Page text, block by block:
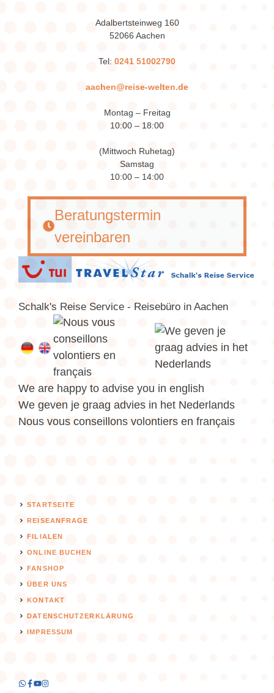
Adalbertsteinweg 160
52066 Aachen
Tel: 0241 51002790
aachen@reise-welten.de
Montag – Freitag
10:00 – 18:00
(Mittwoch Ruhetag)
Samstag
10:00 – 14:00
Beratungstermin
vereinbaren
Schalk's Reise Service - Reisebüro in Aachen
We are happy to advise you in english
We geven je graag advies in het Nederlands
Nous vous conseillons volontiers en français
STARTSEITE
REISEANFRAGE
FILIALEN
ONLINE BUCHEN
FANSHOP
ÜBER UNS
KONTAKT
DATENSCHUTZERKLÄRUNG
IMPRESSUM